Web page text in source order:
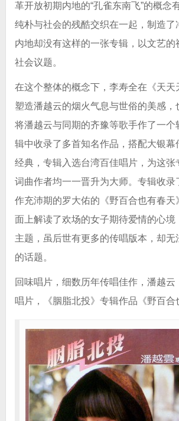
革开放初期内地的“孔雀东南飞”的概念
纯朴与社会的残酷交织在一起，制造了
内地却没有这样的一张专辑，以文艺的
社会议题。
在这个整体的概念下，李寿全在《天天
塑造潘越云的烟火气息与世俗的美感，
将潘越云与同期的齐豫等歌手作了一个
辑中收录了多首知名作品，搭配大银幕
经典，专辑入选台湾百佳唱片，为这张
词曲作者均一一晋升为大师。专辑收录
作充沛期的罗大佑的《野百合也有春天
面上解读了欢场的女子期待爱情的心境
主题，虽后世有更多的传唱版本，却无
的话题。
回味唱片，细数历年传唱佳作，潘越
唱片，《胭脂北投》专辑作品《野百合